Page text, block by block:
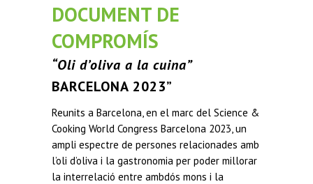
DOCUMENT DE
COMPROMÍS
“Oli d’oliva a la cuina”
BARCELONA 2023”
Reunits a Barcelona, en el marc del Science &
Cooking World Congress Barcelona 2023, un
ampli espectre de persones relacionades amb
l’oli d’oliva i la gastronomia per poder millorar
la interrelació entre ambdós mons i la